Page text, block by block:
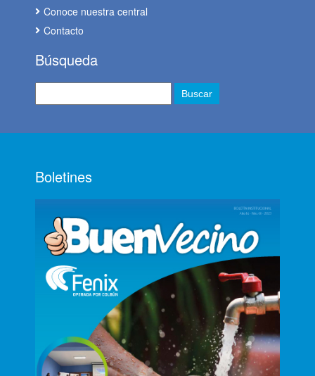
Conoce nuestra central
Contacto
Búsqueda
Boletines